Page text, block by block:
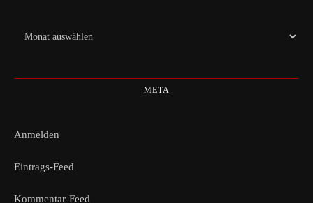
Archiv
META
Anmelden
Eintrags-Feed
Kommentar-Feed